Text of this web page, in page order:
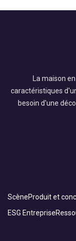
La maison
caractéristiques
besoin d'une
ScèneProduit et
ESG Entreprise